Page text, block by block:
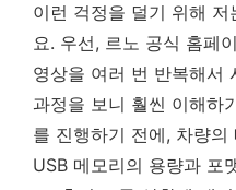
이런 걱정을 덜기 위해
요. 우선, 르노 공식 홈페
영상을 여러 번 반복해서
과정을 보니 훨씬 이해하
를 진행하기 전에, 차량
USB 메모리의 용량과 포